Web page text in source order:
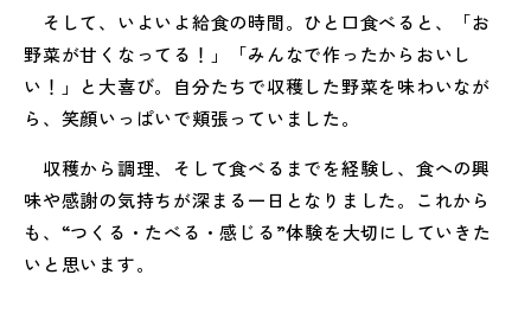
そして、いよいよ給食の時間。ひと口食べると、「お
野菜が甘くなってる！」「みんなで作ったからおいし
い！」と大喜び。 自分たちで収穫した野菜を味わいなが
ら、 笑顔いっぱいで頬張っていました。
収穫から調理、そして食べるまでを経験し、 食への興
味や感謝の気持ちが深まる一日となりました。
これから
も、“つくる・たべる・感じる”体験を大切にしていきた
いと思います。